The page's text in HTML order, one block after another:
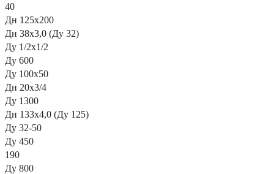
40
Дн 125х200
Дн 38х3,0 (Ду 32)
Ду 1/2х1/2
Ду 600
Ду 100х50
Дн 20х3/4
Ду 1300
Дн 133х4,0 (Ду 125)
Ду 32-50
Ду 450
190
Ду 800